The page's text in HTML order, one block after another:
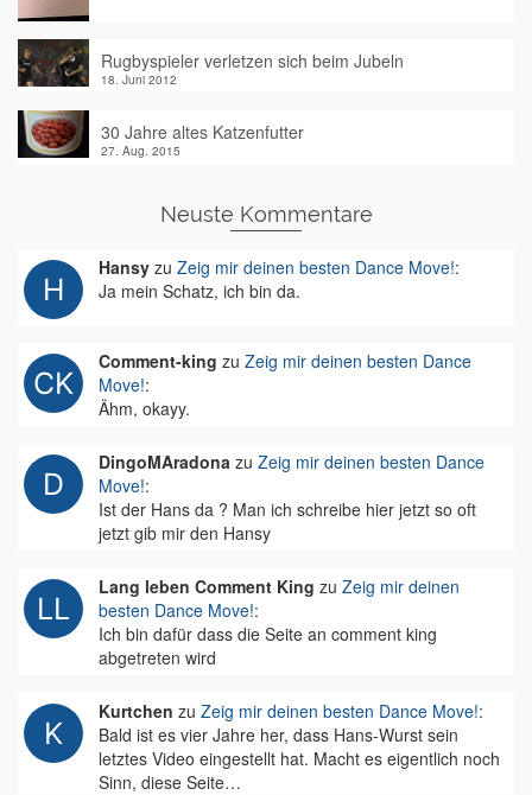
Rugbyspieler verletzen sich beim Jubeln
18. Juni 2012
30 Jahre altes Katzenfutter
27. Aug. 2015
Neuste Kommentare
Hansy zu Zeig mir deinen besten Dance Move!:
Ja mein Schatz, ich bin da.
Comment-king zu Zeig mir deinen besten Dance
Move!:
Ähm, okayy.
DingoMAradona zu Zeig mir deinen besten Dance
Move!:
Ist der Hans da ? Man ich schreibe hier jetzt so oft
jetzt gib mir den Hansy
Lang leben Comment King zu Zeig mir deinen
besten Dance Move!:
Ich bin dafür dass die Seite an comment king
abgetreten wird
Kurtchen zu Zeig mir deinen besten Dance Move!:
Bald ist es vier Jahre her, dass Hans-Wurst sein
letztes Video eingestellt hat. Macht es eigentlich noch
Sinn, diese Seite…